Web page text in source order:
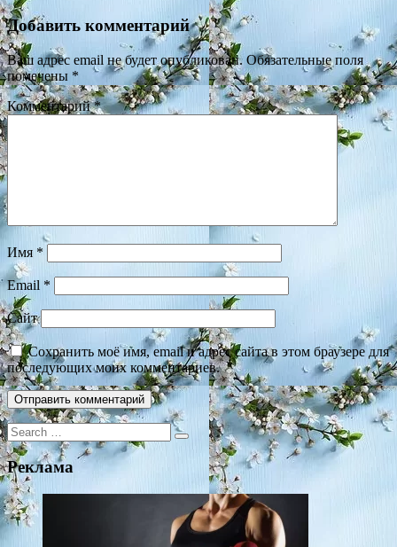
Добавить комментарий
Ваш адрес email не будет опубликован. Обязательные поля
помечены *
Комментарий*
Имя *
Email *
Сайт
Сохранить моё имя, email и адрес сайта в этом браузере для
последующих моих комментариев.
Search
for:
Реклама